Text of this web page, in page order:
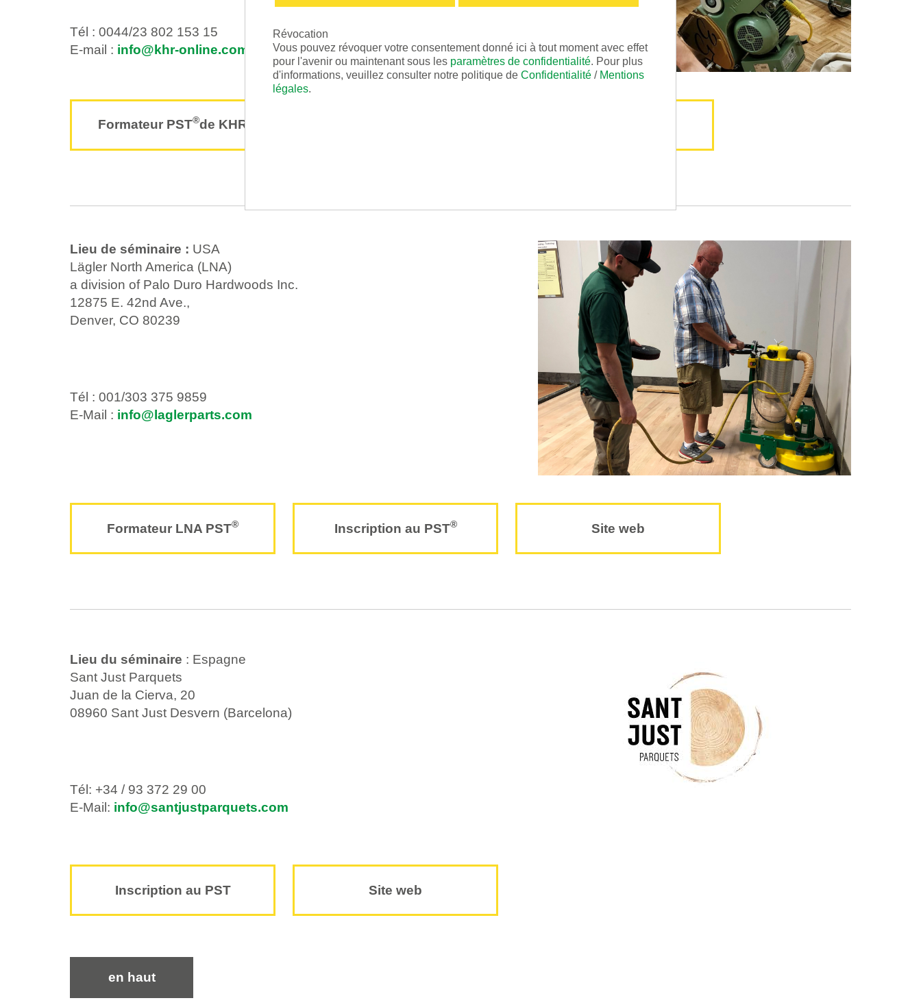
Tél : 0044/23 802 153 15
E-mail : info@khr-online.com
Formateur PST®de KHR
Lieu de séminaire : USA
Lägler North America (LNA)
a division of Palo Duro Hardwoods Inc.
12875 E. 42nd Ave.,
Denver, CO 80239
Tél : 001/303 375 9859
E-Mail : info@laglerparts.com
Formateur LNA PST® Inscription au PST® Site web
Lieu du séminaire : Espagne
Sant Just Parquets
Juan de la Cierva, 20
08960 Sant Just Desvern (Barcelona)
Tél: +34 / 93 372 29 00
E-Mail: info@santjustparquets.com
Inscription au PST Site web
en haut
Révocation
Vous pouvez révoquer votre consentement donné ici à tout moment avec effet
pour l'avenir ou maintenant sous les paramètres de confidentialité. Pour plus
d'informations, veuillez consulter notre politique de Confidentialité / Mentions
légales.
Pour la mise à disposition de nos offres,
nécessaires sont installés sur ce site. Les
techniquement non nécessaires qui nous
meilleure expérience d'utilisation et des
marketing et mécanismes de suivi) ne sont